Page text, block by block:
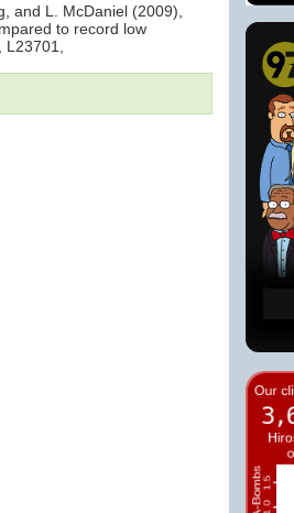
and L. McDaniel (2009),
to record low